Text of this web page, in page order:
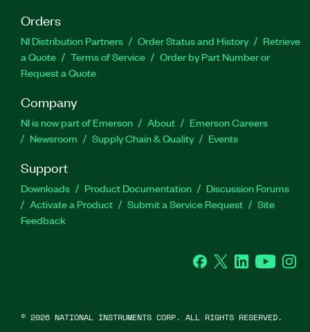
Orders
NI Distribution Partners Order Status and History
Retrieve
a Quote
Terms of Service
Order by Part Number or
Request a Quote
Company
NI is now part of Emerson About
Emerson Careers
Newsroom
Supply Chain & Quality Events
Support
Downloads Product Documentation
Discussion Forums
Activate a Product
Submit a Service Request
Site
Feedback
Facebook
Twitter LinkedInYouTube
© 2026 NATIONAL INSTRUMENTS CORP. ALL RIGHTS RESERVED.